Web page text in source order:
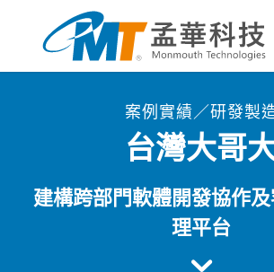
案例實績／研發製
台灣大哥
建構跨部門軟體開發協作
理平台